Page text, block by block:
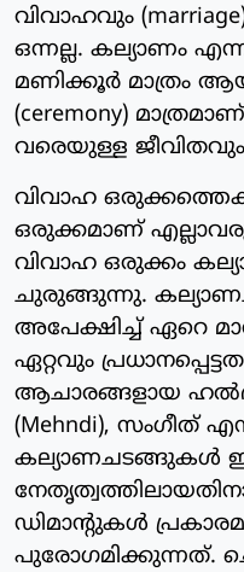
വിവാഹവും
ഒന്നല്ല. കല്യാണം
മണിക്കൂർ മാത്രം
(ceremony)
വരെയുള്ള ജീവിതവും
വിവാഹ
ഒരുക്കമാണ്
വിവാഹ ഒരുക്കം
ചുരുങ്ങുന്നു.
അപേക്ഷിച്ച് ഏറെ
ഏറ്റവും
ആചാരങ്ങളായ ഹൽദി
(Mehndi), സംഗീത്
കല്യാണചടങ്ങുകൾ
ഡിമാന്റുകൾ
പുരോഗമിക്കുന്നത്.